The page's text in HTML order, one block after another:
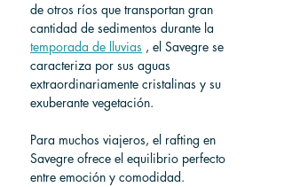
de otros ríos que transportan gran
cantidad de sedimentos durante la
temporada de lluvias , el Savegre se
caracteriza por sus aguas
extraordinariamente cristalinas y su
exuberante vegetación.
Para muchos viajeros, el rafting en
Savegre ofrece el equilibrio perfecto
entre emoción y comodidad.